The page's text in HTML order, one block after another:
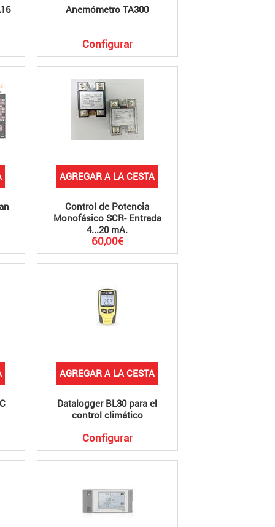
Anemómetro TA300
Configurar
AGREGAR A LA CESTA
Control de Potencia
Monofásico SCR- Entrada
4...20 mA.
60,00€
AGREGAR A LA CESTA
Datalogger BL30 para el
control climático
Configurar